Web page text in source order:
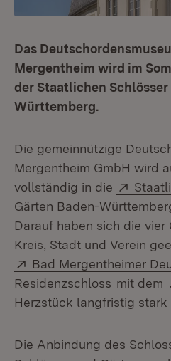
Das
Mergentheim wird im
der Staatlichen
Württemberg.
Die gemeinnützige
Mergentheim GmbH wird
vollständig in die
Gärten Baden-
Darauf haben sich die vier
Kreis, Stadt und Verein
Extern:
Bad Mergentheimer
Residenzschloss (Öffnet in
mit dem
Herzstück langfristig stark
Die Anbindung des